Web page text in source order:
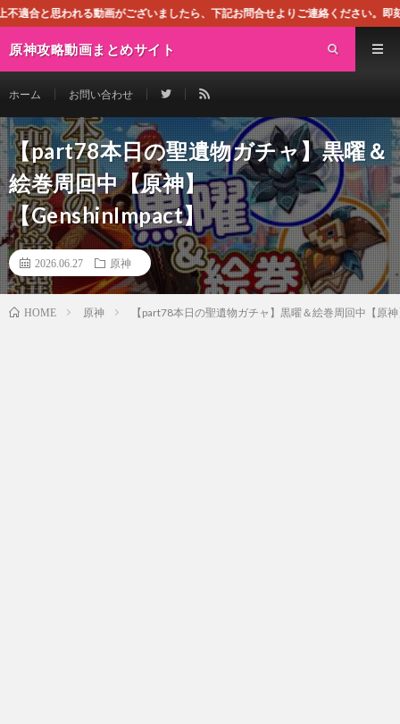
がございましたら、下記お問合せよりご連絡ください。即刻対処させて頂き
原神攻略動画まとめサイト
ホーム お問い合わせ
【part78本日の聖遺物ガチャ】黒曜＆
絵巻周回中【原神】
【GenshinImpact】
2026.06.27 原神
HOME 原神 【part78本日の聖遺物ガチャ】黒曜＆絵巻周回中【原